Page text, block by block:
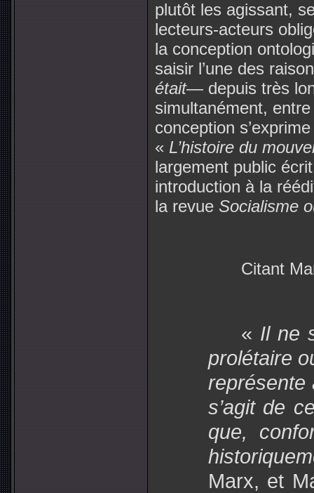
plutôt les agissant,
lecteurs-acteurs
la conception
saisir l’une des
était— depuis très
simultanément,
conception
« L’histoire du
largement public
introduction à la
la revue Socialisme
Citant
« Il ne
prolétaire
représente
s’agit de
que,
Marx, et